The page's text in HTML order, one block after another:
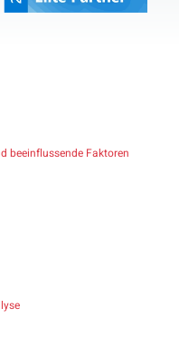
beeinflussende Faktoren